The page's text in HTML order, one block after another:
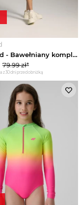
Reserved - Bawełniany komplet - ciemnoszary
79.99zł*
z 30 dni przed obniżką